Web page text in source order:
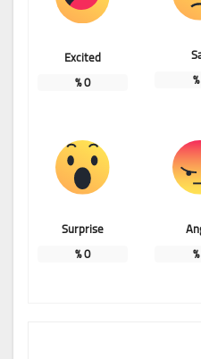
%
Excited
0
%
%
Surprise
0
%